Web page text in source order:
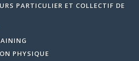
PARTICULIER ET COLLECTIF DE
PHYSIQUE